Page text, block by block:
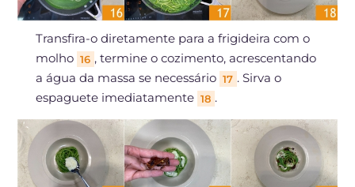
Transfira-o diretamente para a frigideira com o
molho 16 , termine o cozimento, acrescentando
a água da massa se necessário 17 . Sirva o
espaguete imediatamente 18 .